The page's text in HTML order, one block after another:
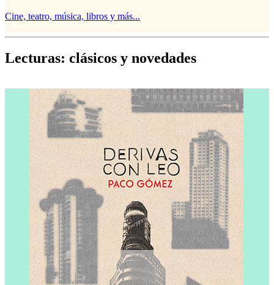
Cine, teatro, música, libros y más...
Lecturas: clásicos y novedades